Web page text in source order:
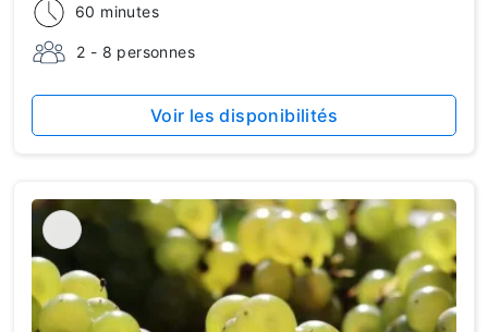
60 minutes
2 - 8 personnes
Voir les disponibilités